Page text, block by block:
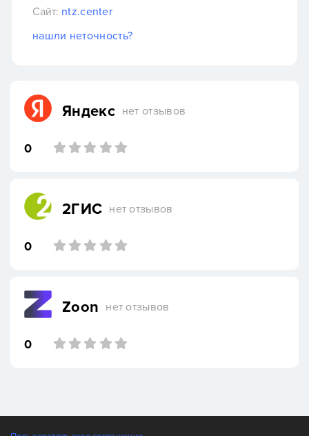
Сайт: ntz.center
нашли неточность?
Яндекс нет отзывов
0
2ГИС нет отзывов
0
Zoon нет отзывов
0